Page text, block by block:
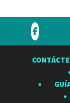
Visite